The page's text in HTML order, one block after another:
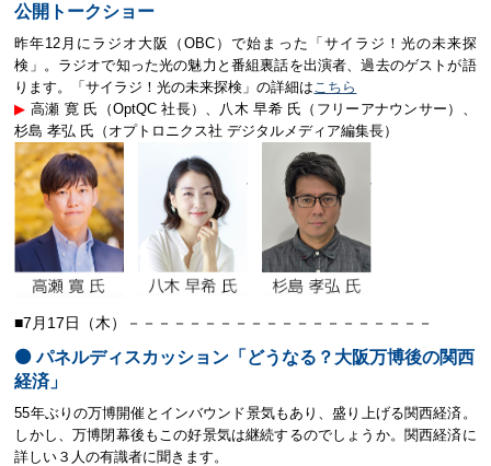
公開トークショー
昨年12月にラジオ大阪（OBC）で始まった「サイラジ！光の未来探
検」。ラジオで知った光の魅力と番組裏話を出演者、過去のゲストが語
ります。「サイラジ！光の未来探検」の詳細は こちら
▶︎ 高瀬 寛 氏（OptQC 社長）、八木 早希 氏（フリーアナウンサー）、
杉島 孝弘 氏（オプトロニクス社 デジタルメディア編集長）
■7月17日（木）－－－－－－－－－－－－－－－－－－－－
⚫️ パネルディスカッション「どうなる？大阪万博後の関西
経済」
55年ぶりの万博開催とインバウンド景気もあり、盛り上げる関西経済。
しかし、万博閉幕後もこの好景気は継続するのでしょうか。関西経済に
詳しい３人の有識者に聞きます。